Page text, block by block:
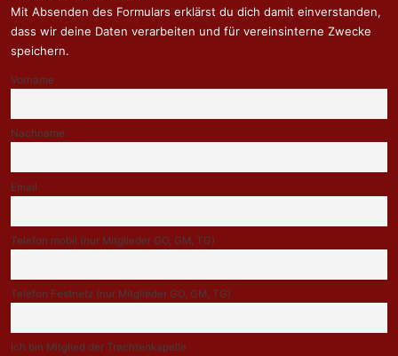
Mit Absenden des Formulars erklärst du dich damit einverstanden,
dass wir deine Daten verarbeiten und für vereinsinterne Zwecke
speichern.
Vorname
Nachname
Email
Telefon mobil (nur Mitglieder GO, GM, TG)
Telefon Festnetz (nur Mitglieder GO, GM, TG)
Ich bin Mitglied der Trachtenkapelle